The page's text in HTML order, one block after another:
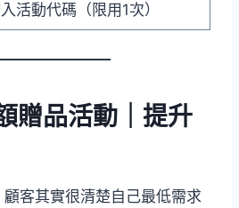
活動代碼（限用1次）
贈品活動｜提升
客其實很清楚自己最低需求